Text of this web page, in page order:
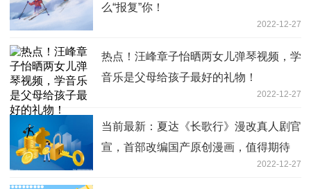
么“报复”你！
2022-12-27
热点！汪峰章子怡晒两女儿弹琴视频，学
音乐是父母给孩子最好的礼物！
2022-12-27
当前最新：夏达《长歌行》漫改真人剧官
宣，首部改编国产原创漫画，值得期待
2022-12-27